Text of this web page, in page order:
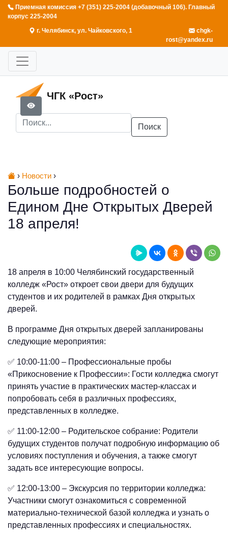
Приемная комиссия +7 (351) 225-2004 (добавочный 106). Главный
корпус 225-2004
г. Челябинск, ул. Чайковского, 1
chgk-
rost@yandex.ru
ЧГК «Рост»
Поиск
› Новости ›
Больше подробностей о
Едином Дне Открытых Дверей
18 апреля!
18 апреля в 10:00 Челябинский государственный
колледж «Рост» откроет свои двери для будущих
студентов и их родителей в рамках Дня открытых
дверей.
В программе Дня открытых дверей запланированы
следующие мероприятия:
✅ 10:00-11:00 – Профессиональные пробы
«Прикосновение к Профессии»: Гости колледжа смогут
принять участие в практических мастер-классах и
попробовать себя в различных профессиях,
представленных в колледже.
✅ 11:00-12:00 – Родительское собрание: Родители
будущих студентов получат подробную информацию об
условиях поступления и обучения, а также смогут
задать все интересующие вопросы.
✅ 12:00-13:00 – Экскурсия по территории колледжа:
Участники смогут ознакомиться с современной
материально-технической базой колледжа и узнать о
представленных профессиях и специальностях.